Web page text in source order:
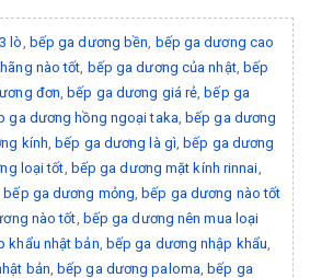
lò bếp ga dương bền
bếp ga dương cao
nào tốt bếp ga dương của nhật, bếp
đơn bếp ga dương giá rẻ bếp ga
ga dương hồng ngoại taka bếp ga dương
kính bếp ga dương là gì bếp ga dương
loại tốt bếp ga dương mặt kính rinnai
bếp ga dương mỏng bếp ga dương nào tốt
nào tốt bếp ga dương nên mua loại
khẩu nhật bản bếp ga dương nhập khẩu
bản bếp ga dương paloma bếp ga